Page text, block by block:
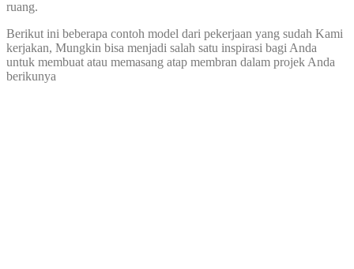
ruang.
Berikut ini beberapa contoh model dari pekerjaan yang sudah Kami
kerjakan, Mungkin bisa menjadi salah satu inspirasi bagi Anda
untuk membuat atau memasang atap membran dalam projek Anda
berikunya